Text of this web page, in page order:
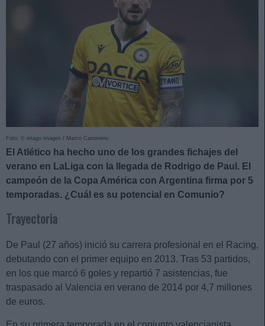
Foto: © imago images / Marco Canoniero
El Atlético ha hecho uno de los grandes fichajes del
verano en LaLiga con la llegada de Rodrigo de Paul. El
campeón de la Copa América con Argentina firma por 5
temporadas. ¿Cuál es su potencial en Comunio?
Trayectoria
De Paul (27 años) inició su carrera profesional en el Racing,
debutando con el primer equipo en 2013. Tras 53 partidos,
en los que marcó 6 goles y repartió 7 asistencias, fue
traspasado al Valencia en verano de 2014 por 4,7 millones
de euros.